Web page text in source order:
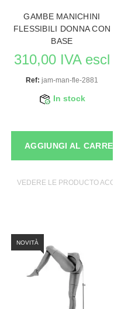
DI MANICHINI
GAMBE MANICHINI
FLESSIBILI DONNA CON
BASE
310,00 IVA escl
Ref: jam-man-fle-2881
In stock
AGGIUNGI AL
VEDERE LE PRODUCTO
NOVITÀ